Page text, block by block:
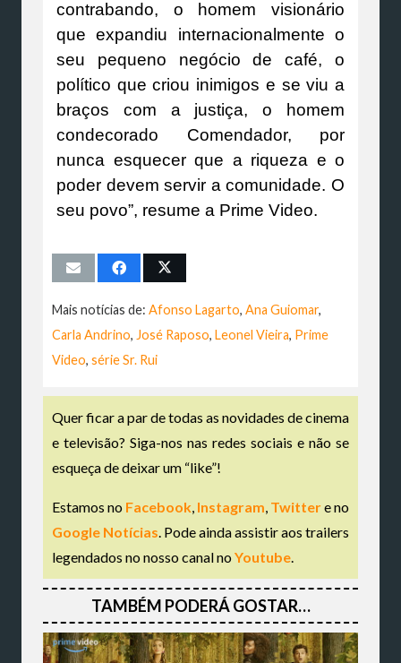
contrabando, o homem visionário
que expandiu internacionalmente o
seu pequeno negócio de café, o
político que criou inimigos e se viu a
braços com a justiça, o homem
condecorado Comendador, por
nunca esquecer que a riqueza e o
poder devem servir a comunidade. O
seu povo”, resume a Prime Video.
Mais notícias de: Afonso Lagarto, Ana Guiomar,
Carla Andrino, José Raposo, Leonel Vieira, Prime
Video, série Sr. Rui
Quer ficar a par de todas as novidades de cinema
e televisão? Siga-nos nas redes sociais e não se
esqueça de deixar um “like”!
Estamos no Facebook, Instagram, Twittere no
Google Notícias. Pode ainda assistir aos trailers
legendados no nosso canal noYoutube.
TAMBÉM PODERÁ GOSTAR…